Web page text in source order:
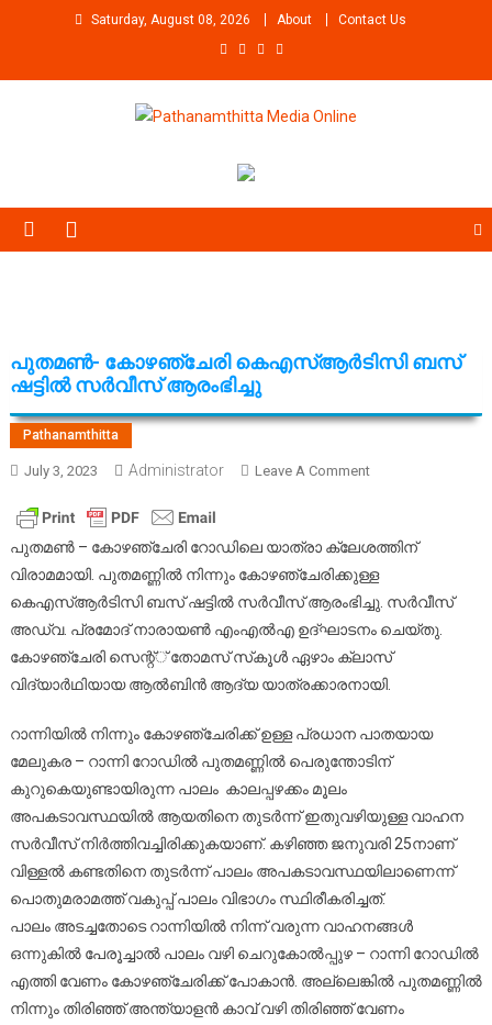
Saturday, August 08, 2026 About Contact Us
Pathanamthitta Media Online
പുതമണ്‍- കോഴഞ്ചേരി കെഎസ്ആര്‍ടിസി ബസ്
ഷട്ടില്‍ സര്‍വീസ് ആരംഭിച്ചു
Pathanamthitta
July 3, 2023 Administrator Leave A CommentOn
ബസ്
ഷട്ടില്‍
സര്‍വീസ്
പുതമണ്‍ – കോഴഞ്ചേരി റോഡിലെ യാത്രാ ക്ലേശത്തിന്
വിരാമമായി. പുതമണ്ണില്‍ നിന്നും കോഴഞ്ചേരിക്കുള്ള
കെഎസ്ആര്‍ടിസി ബസ് ഷട്ടില്‍ സര്‍വീസ് ആരംഭിച്ചു. സര്‍വീസ്
അഡ്വ. പ്രമോദ് നാരായണ്‍ എംഎല്‍എ ഉദ്ഘാടനം ചെയ്തു.
കോഴഞ്ചേരി സെന്റ്് തോമസ് സ്‌കൂള്‍ ഏഴാം ക്ലാസ്
വിദ്യാര്‍ഥിയായ ആല്‍ബിന്‍ ആദ്യ യാത്രക്കാരനായി.
റാന്നിയില്‍ നിന്നും കോഴഞ്ചേരിക്ക് ഉള്ള പ്രധാന പാതയായ
മേലുകര – റാന്നി റോഡില്‍ പുതമണ്ണില്‍ പെരുന്തോടിന്
കുറുകെയുണ്ടായിരുന്ന പാലം കാലപ്പഴക്കം മൂലം
അപകടാവസ്ഥയില്‍ ആയതിനെ തുടര്‍ന്ന് ഇതുവഴിയുള്ള വാഹന
സര്‍വീസ് നിര്‍ത്തിവച്ചിരിക്കുകയാണ്. കഴിഞ്ഞ ജനുവരി 25നാണ്
വിള്ളല്‍ കണ്ടതിനെ തുടര്‍ന്ന് പാലം അപകടാവസ്ഥയിലാണെന്ന്
പൊതുമരാമത്ത് വകുപ്പ് പാലം വിഭാഗം സ്ഥിരീകരിച്ചത്.
പാലം അടച്ചതോടെ റാന്നിയില്‍ നിന്ന് വരുന്ന വാഹനങ്ങള്‍
ഒന്നുകില്‍ പേരൂച്ചാല്‍ പാലം വഴി ചെറുകോല്‍പ്പുഴ – റാന്നി റോഡില്‍
എത്തി വേണം കോഴഞ്ചേരിക്ക് പോകാന്‍. അല്ലെങ്കില്‍ പുതമണ്ണില്‍
നിന്നും തിരിഞ്ഞ് അന്ത്യാളന്‍ കാവ് വഴി തിരിഞ്ഞ് വേണം